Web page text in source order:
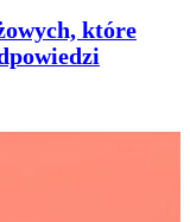
które